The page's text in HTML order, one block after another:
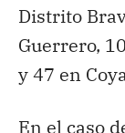
Distrito
Guerrero,
y 47 en
En el caso